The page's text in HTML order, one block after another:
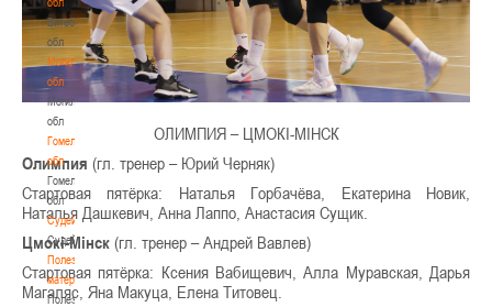
Витебская
обл
Могилевская
обл
Могилевская
обл
Гомельская
обл
Гомельская
обл
Судейство
Судейство
Полезные
материалы
Полезные
ОЛИМПИЯ – ЦМОКІ-МІНСК
Олимпия (гл. тренер – Юрий Черняк)
Стартовая пятёрка: Наталья Горбачёва, Екатерина Новик,
Наталья Дашкевич, Анна Лаппо, Анастасия Сущик.
Цмокі-Мінск (гл. тренер – Андрей Вавлев)
Стартовая пятёрка: Ксения Вабищевич, Алла Муравская, Дарья
Магаляс, Яна Макуца, Елена Титовец.